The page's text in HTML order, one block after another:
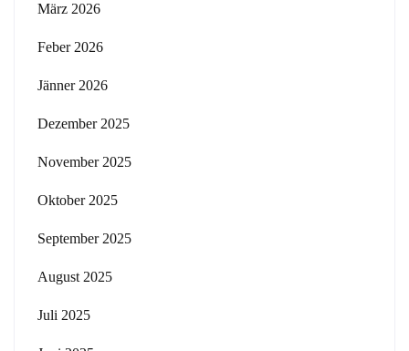
März 2026
Feber 2026
Jänner 2026
Dezember 2025
November 2025
Oktober 2025
September 2025
August 2025
Juli 2025